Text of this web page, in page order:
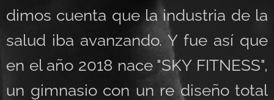
dimos cuenta que la industria de la
salud iba avanzando. Y fue así que
en el año 2018 nace "SKY FITNESS",
un gimnasio con un re diseño total